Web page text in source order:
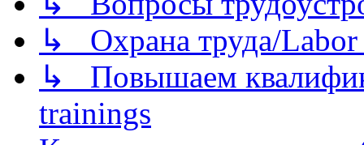
↳ Охрана труда/Labor
↳ Повышаем
trainings